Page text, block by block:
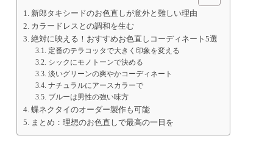
新郎タキシードのお色直しが意外と難しい理由
カラードレスとの調和を生む
絶対に映える！おすすめお色直しコーディネート5選
定番のテラコッタで大きく印象を変える
シックにモノトーンで決める
淡いグリーンの爽やかコーディネート
ナチュラルにアースカラーで
ブルーは男性の強い味方
蝶ネクタイのオーダー製作も可能
まとめ：理想のお色直しで最高の一日を